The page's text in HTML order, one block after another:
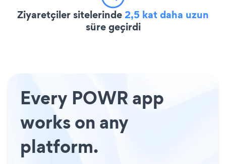
Ziyaretçiler sitelerinde2,5 kat daha uzun
süre geçirdi
Every POWR app
works on any
platform.